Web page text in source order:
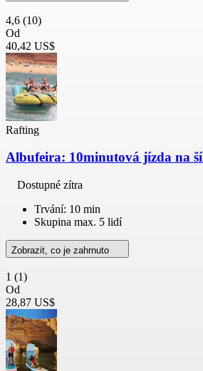
4,6 (10)
Od
40,42 US$
Rafting
Albufeira: 10minutová jízda na
Dostupné zítra
Trvání: 10 min
Skupina max. 5 lidí
Zobrazit, co je zahrnuto
1 (1)
Od
28,87 US$